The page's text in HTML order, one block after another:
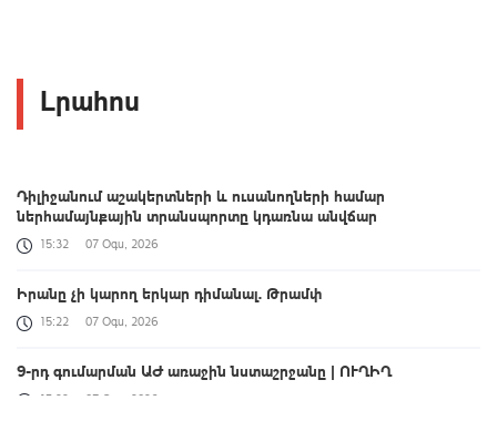
Լրահոս
Դիլիջանում աշակերտների և ուսանողների համար
ներհամայնքային տրանսպորտը կդառնա անվճար
15:32 07 Օգս, 2026
Իրանը չի կարող երկար դիմանալ. Թրամփ
15:22 07 Օգս, 2026
9-րդ գումարման ԱԺ առաջին նստաշրջանը | ՈՒՂԻՂ
15:22 07 Օգս, 2026